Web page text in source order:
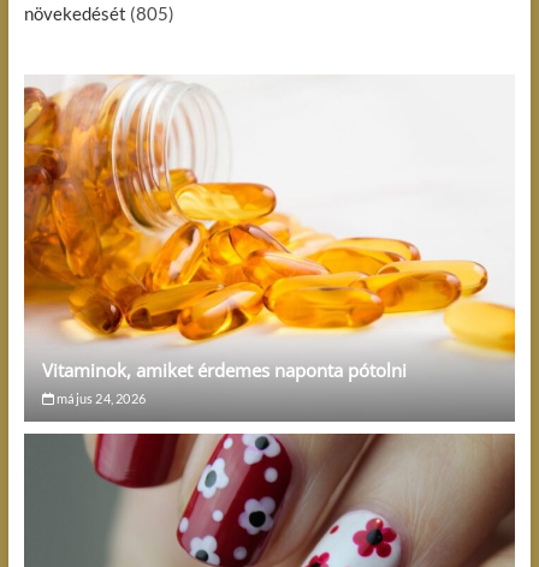
növekedését (805)
Vitaminok, amiket érdemes naponta pótolni
május 24, 2026